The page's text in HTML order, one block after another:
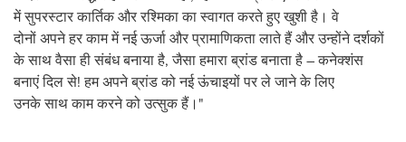
में सुपरस्टार कार्तिक और रश्मिका का स्वागत करते हुए खुशी है। वे
दोनों अपने हर काम में नई ऊर्जा और प्रामाणिकता लाते हैं और उन्होंने दर्शकों
के साथ वैसा ही संबंध बनाया है, जैसा हमारा ब्रांड बनाता है – कनेक्शंस
बनाएं दिल से! हम अपने ब्रांड को नई ऊंचाइयों पर ले जाने के लिए
उनके साथ काम करने को उत्सुक हैं।"